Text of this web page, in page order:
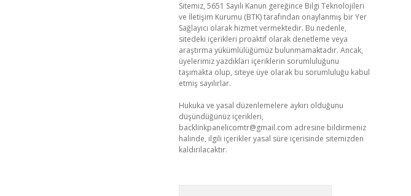
Sitemiz, 5651 Sayılı Kanun gereğince Bilgi Teknolojileri
ve İletişim Kurumu (BTK) tarafından onaylanmış bir Yer
Sağlayıcı olarak hizmet vermektedir. Bu nedenle,
sitedeki içerikleri proaktif olarak denetleme veya
araştırma yükümlülüğümüz bulunmamaktadır. Ancak,
üyelerimiz yazdıkları içeriklerin sorumluluğunu
taşımakta olup, siteye üye olarak bu sorumluluğu kabul
etmiş sayılırlar.
Hukuka ve yasal düzenlemelere aykırı olduğunu
düşündüğünüz içerikleri,
backlinkpanelicomtr@gmail.com adresine bildirmeniz
halinde, ilgili içerikler yasal süre içerisinde sitemizden
kaldırılacaktır.